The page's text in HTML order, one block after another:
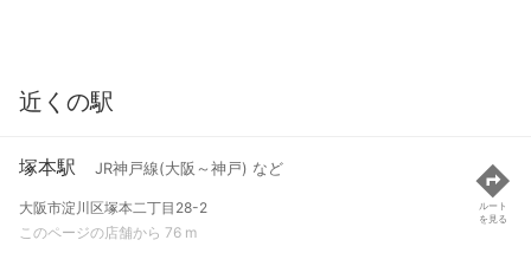
近くの駅
塚本駅 JR神戸線(大阪～神戸) など
大阪市淀川区塚本二丁目28-2
このページの店舗から 76 m
ルート
を見る